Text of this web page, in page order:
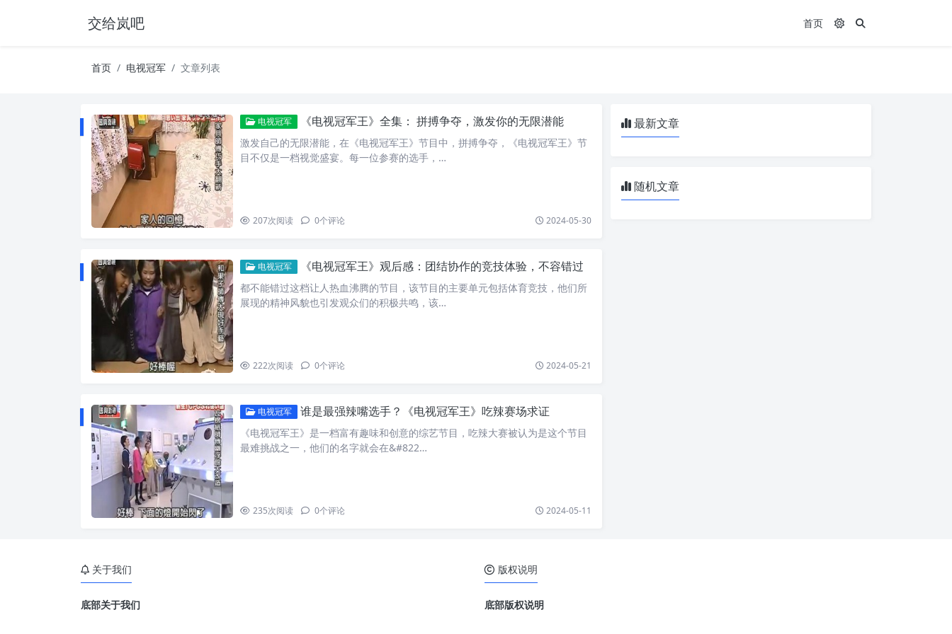
交给岚吧 首页
首页 电视冠军 文章列表
电视冠军 《电视冠军王》全集： 拼搏争夺，激发你的无限潜能
激发自己的无限潜能，在《电视冠军王》节目中，拼搏争夺，《电视冠军王》节
目不仅是一档视觉盛宴。每一位参赛的选手，…
207次阅读 0个评论 2024-05-30
电视冠军 《电视冠军王》观后感：团结协作的竞技体验，不容错过
都不能错过这档让人热血沸腾的节目，该节目的主要单元包括体育竞技，他们所
展现的精神风貌也引发观众们的积极共鸣，该…
222次阅读 0个评论 2024-05-21
电视冠军 谁是最强辣嘴选手？《电视冠军王》吃辣赛场求证
《电视冠军王》是一档富有趣味和创意的综艺节目，吃辣大赛被认为是这个节目
最难挑战之一，他们的名字就会在&#822…
235次阅读 0个评论 2024-05-11
最新文章
随机文章
关于我们
底部关于我们
版权说明
底部版权说明